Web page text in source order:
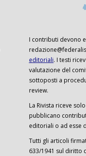
I contributi devono
editoriali. I testi
valutazione del
sottoposti a
review.
La Rivista riceve
pubblicano
editoriali o ad esse
Tutti gli articoli
633/1941 sul diritto